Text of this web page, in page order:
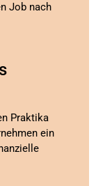
Job nach
Praktika
ein